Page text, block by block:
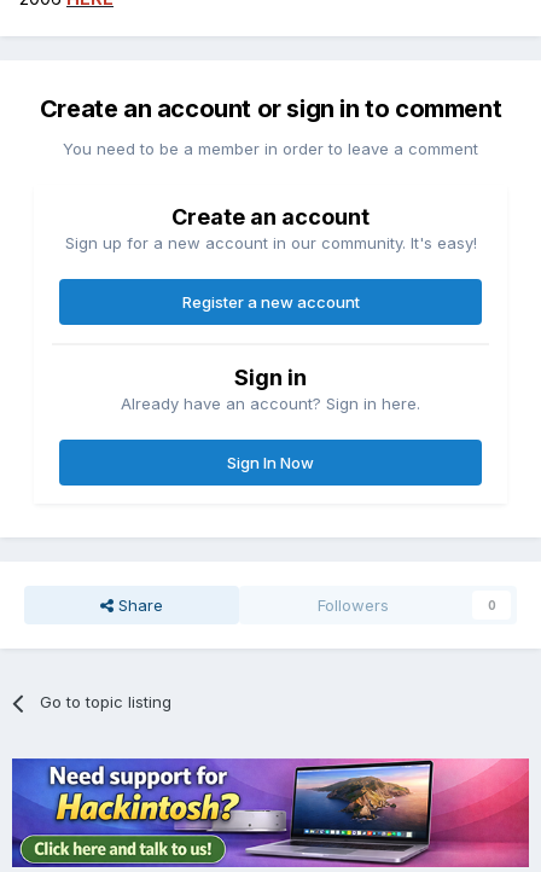
Create an account or sign in to comment
You need to be a member in order to leave a comment
Create an account
Sign up for a new account in our community. It's easy!
Register a new account
Sign in
Already have an account? Sign in here.
Sign In Now
Share Followers 0
Go to topic listing